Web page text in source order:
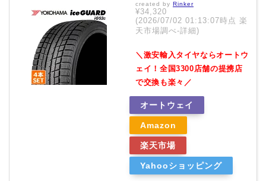
created by Rinker
¥34,320
(2026/07/02 01:13:07時点 楽
天市場調べ-詳細)
＼激安輸入タイヤならオートウ
ェイ！全国3300店舗の提携店
で交換も楽々／
オートウェイ
Amazon
楽天市場
Yahooショッピング